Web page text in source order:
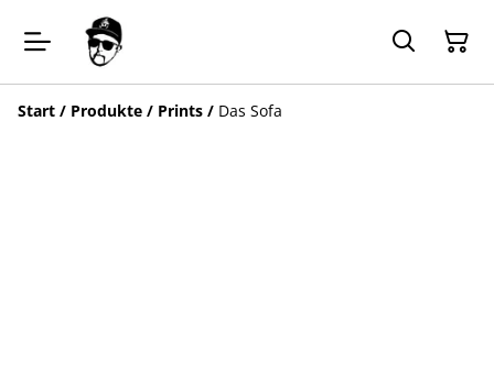
Start / Produkte / Prints / Das Sofa